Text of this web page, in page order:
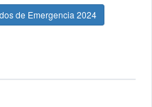
de Emergencia 2024